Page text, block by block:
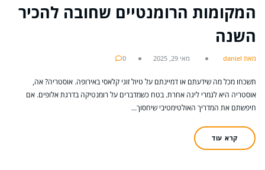
המקומות הרומנטיים שחובה להכיר
השנה
מאת daniel מאי 29, 2025 0
תשכחו מכל מה שידעתם או דמיינתם על טיול זוגי קלאסי באירופה. אוסטריה? אה,
אוסטריה היא לגמרי ליגה אחרת. בטח כשמדברים על רומנטיקה בדרגת אלופים. אם
חיפשתם את המדריך האולטימטיבי שיחסוך…
קרא עוד